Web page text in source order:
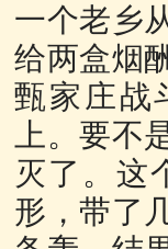
一个老乡
给两盒烟
甄家庄战
上。要不
灭了。这
形，带了